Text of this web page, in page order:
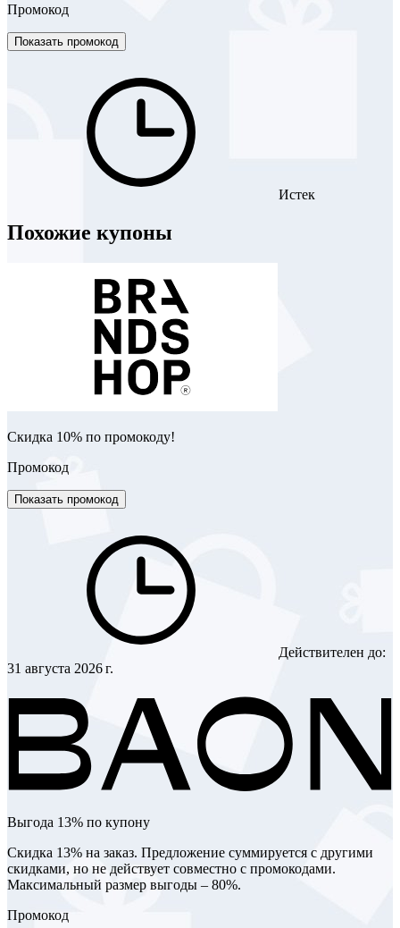
Промокод
Показать промокод
Истек
Похожие купоны
Скидка 10% по промокоду!
Промокод
Показать промокод
Действителен до:
31 августа 2026 г.
Выгода 13% по купону
Скидка 13% на заказ. Предложение суммируется с другими
скидками, но не действует совместно с промокодами.
Максимальный размер выгоды – 80%.
Промокод